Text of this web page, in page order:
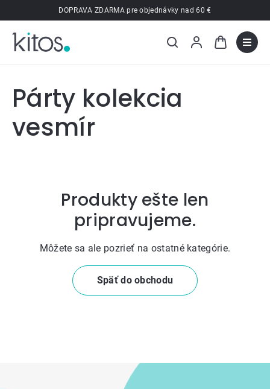
na
obsah
DOPRAVA ZDARMA pre objednávky nad 60 €
Párty kolekcia
vesmír
Produkty ešte len
pripravujeme.
Môžete sa ale pozrieť na ostatné kategórie.
Späť do obchodu